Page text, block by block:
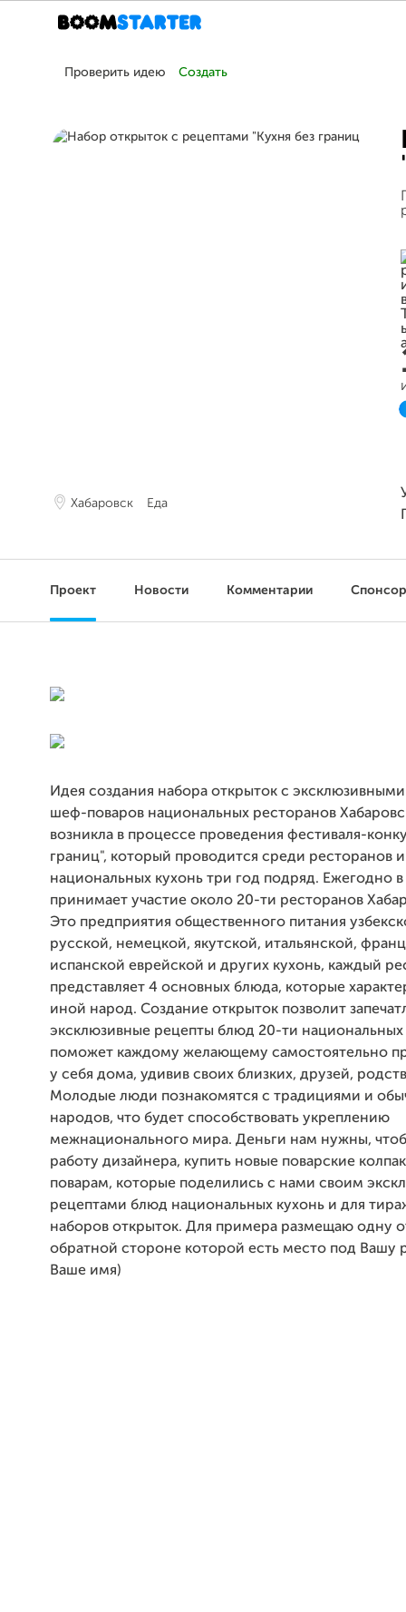
Проверить идею Создать
Хабаровск Еда
Проект Новости Комментарии
Идея создания набора открыток с
шеф-поваров национальных ресторанов
возникла в процессе проведения фестиваля-
границ", который проводится среди ресторанов
национальных кухонь три год подряд. Ежегодно
принимает участие около 20-ти ресторанов
Это предприятия общественного питания
русской, немецкой, якутской, итальянской,
испанской еврейской и других кухонь, каждый
представляет 4 основных блюда, которые
иной народ. Создание открыток позволит
эксклюзивные рецепты блюд 20-ти национальных
поможет каждому желающему самостоятельно
у себя дома, удивив своих близких, друзей,
Молодые люди познакомятся с традициями и
народов, что будет способствовать укреплению
межнационального мира. Деньги нам нужны,
работу дизайнера, купить новые поварские
поварам, которые поделились с нами своим
рецептами блюд национальных кухонь и для
наборов открыток. Для примера размещаю одну
обратной стороне которой есть место под Вашу
Ваше имя)